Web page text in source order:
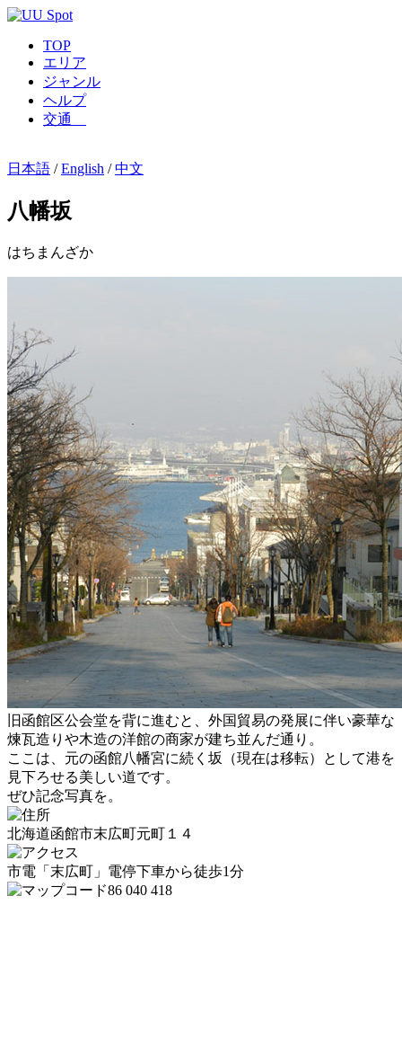
TOP
エリア
ジャンル
ヘルプ
交通
日本語 /English /中文
八幡坂
はちまんざか
旧函館区公会堂を背に進むと、外国貿易の発展に伴い豪華な
煉瓦造りや木造の洋館の商家が建ち並んだ通り。
ここは、元の函館八幡宮に続く坂（現在は移転）として港を
見下ろせる美しい道です。
ぜひ記念写真を。
北海道函館市末広町元町１４
市電「末広町」電停下車から徒歩1分
86 040 418